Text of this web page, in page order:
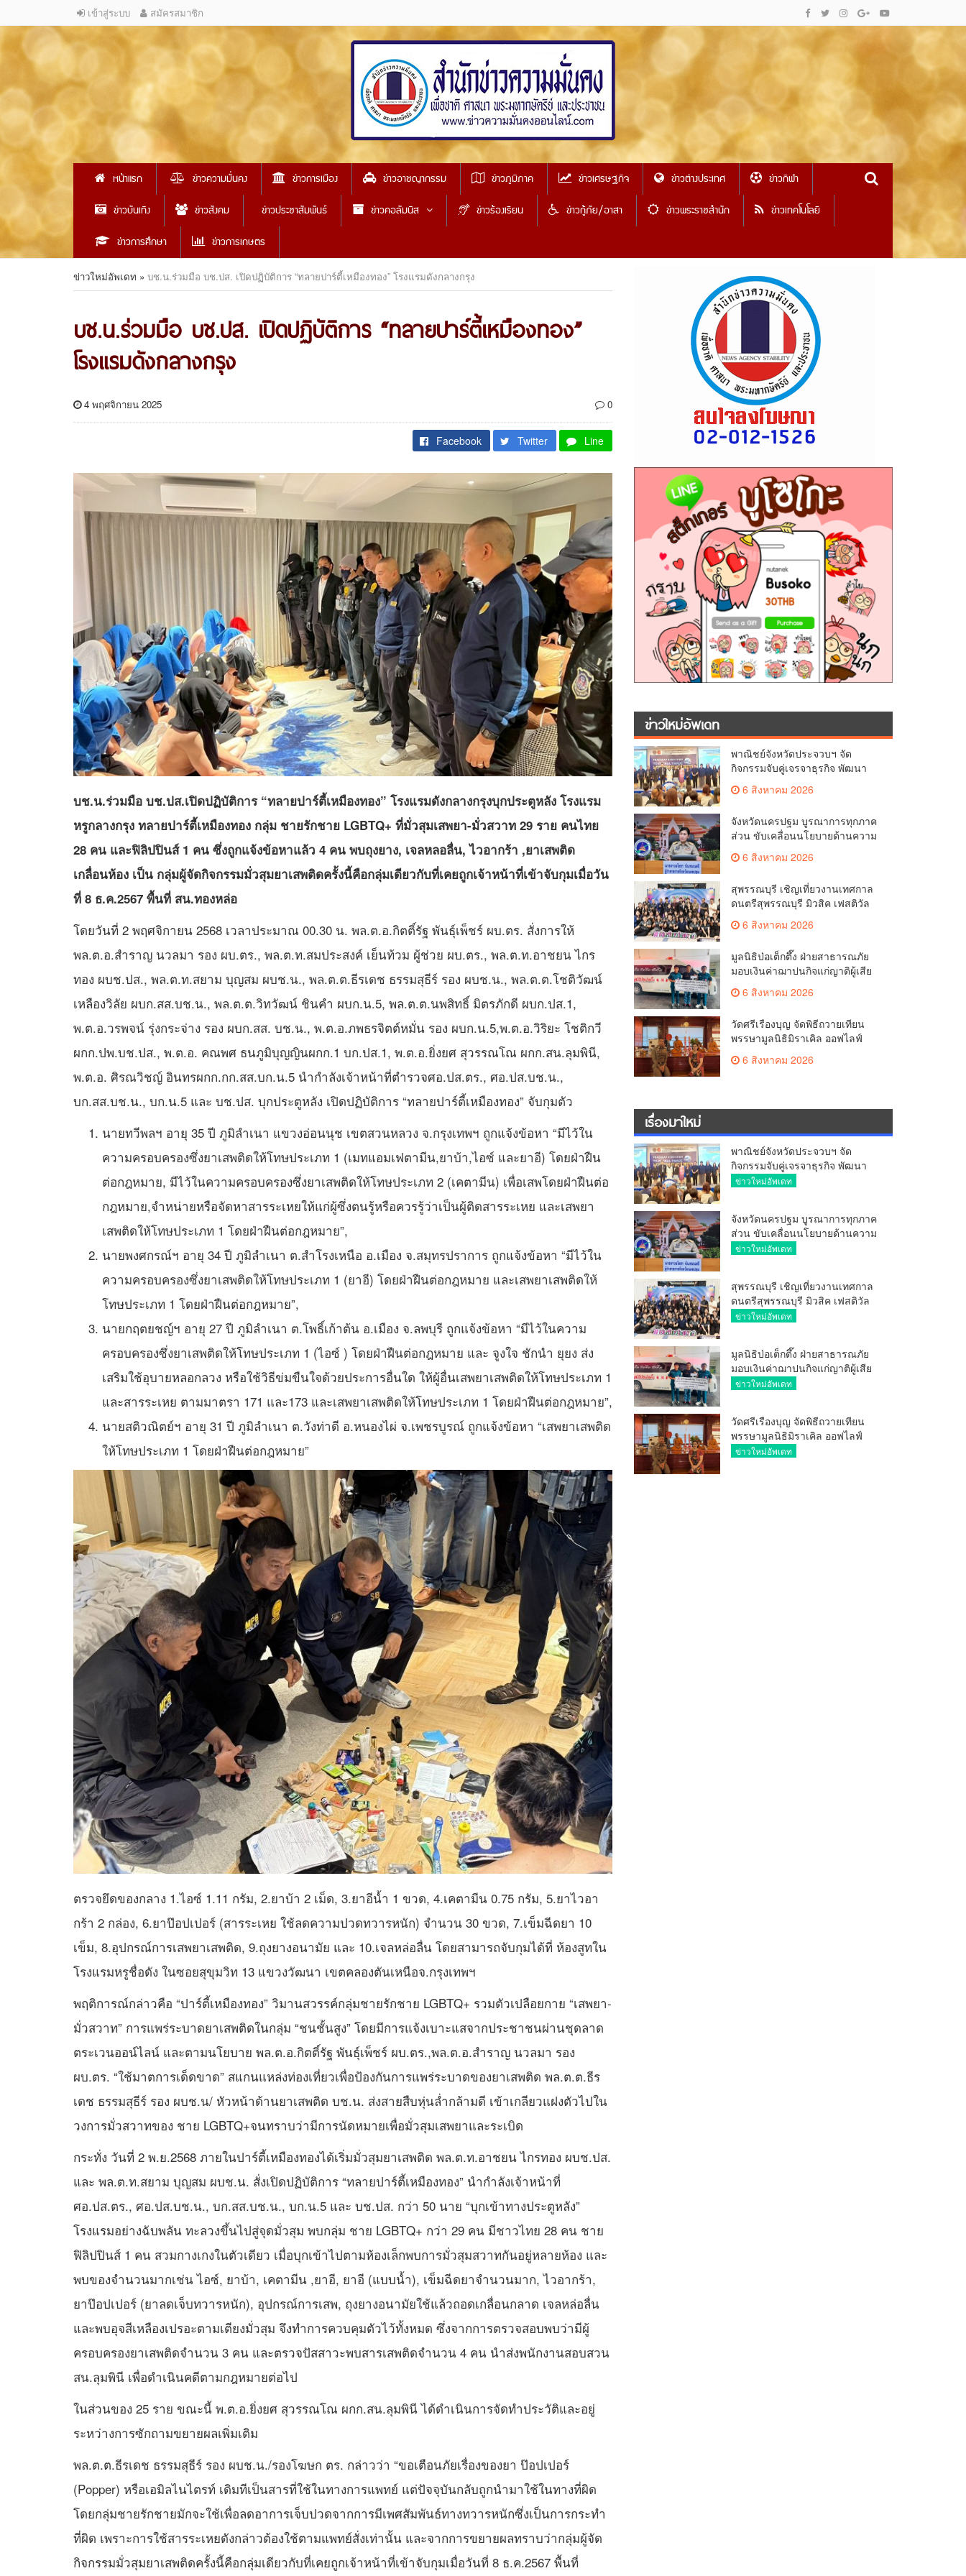
เข้าสู่ระบบ สมัครสมาชิก
หน้าแรก ข่าวความมั่นคง ข่าวการเมือง ข่าวอาชญากรรม ข่าวภูมิภาค ข่าวเศรษฐกิจ ข่าวต่างประเทศ
ข่าวกีฬา
ข่าวบันเทิง
ข่าวสังคม ข่าวประชาสัมพันธ์ ข่าวคอลัมนิส ข่าวร้องเรียน ข่าวกู้ภัย/อาสา ข่าวพระราชสำนัก
ข่าวเทคโนโลยี
ข่าวการศึกษา
ข่าวการเกษตร
ข่าวใหม่อัพเดท » บช.น.ร่วมมือ บช.ปส. เปิดปฏิบัติการ “ทลายปาร์ตี้เหมืองทอง” โรงแรมดังกลางกรุง
บช.น.ร่วมมือ บช.ปส. เปิดปฏิบัติการ “ทลายปาร์ตี้เหมืองทอง”
โรงแรมดังกลางกรุง
4 พฤศจิกายน 2025 0
Facebook Twitter Line
บช.น.ร่วมมือ บช.ปส.เปิดปฏิบัติการ “ทลายปาร์ตี้เหมืองทอง” โรงแรมดังกลางกรุงบุกประตูหลัง โรงแรม
หรูกลางกรุง ทลายปาร์ตี้เหมืองทอง กลุ่ม ชายรักชาย LGBTQ+ ที่มั่วสุมเสพยา-มั่วสวาท 29 ราย คนไทย
28 คน และฟิลิปปินส์ 1 คน ซึ่งถูกแจ้งข้อหาแล้ว 4 คน พบถุงยาง, เจลหลอลื่น, ไวอากร้า ,ยาเสพติด
เกลื่อนห้อง เป็น กลุ่มผู้จัดกิจกรรมมั่วสุมยาเสพติดครั้งนี้คือกลุ่มเดียวกับที่เคยถูกเจ้าหน้าที่เข้าจับกุมเมื่อวัน
ที่ 8 ธ.ค.2567 พื้นที่ สน.ทองหล่อ
โดยวันที่ 2 พฤศจิกายน 2568 เวลาประมาณ 00.30 น. พล.ต.อ.กิตติ์รัฐ พันธุ์เพ็ชร์ ผบ.ตร. สั่งการให้
พล.ต.อ.สำราญ นวลมา รอง ผบ.ตร., พล.ต.ท.สมประสงค์ เย็นท้วม ผู้ช่วย ผบ.ตร., พล.ต.ท.อาชยน ไกร
ทอง ผบช.ปส., พล.ต.ท.สยาม บุญสม ผบช.น., พล.ต.ต.ธีรเดช ธรรมสุธีร์ รอง ผบช.น., พล.ต.ต.โชติวัฒน์
เหลืองวิลัย ผบก.สส.บช.น., พล.ต.ต.วิทวัฒน์ ชินคํา ผบก.น.5, พล.ต.ต.นพสิทธิ์ มิตรภักดี ผบก.ปส.1,
พ.ต.อ.วรพจน์ รุ่งกระจ่าง รอง ผบก.สส. บช.น., พ.ต.อ.ภพธรจิตต์หมั่น รอง ผบก.น.5,พ.ต.อ.วิริยะ โชติกวี
ผกก.ปพ.บช.ปส., พ.ต.อ. คณพศ ธนภูมิบุญญินผกก.1 บก.ปส.1, พ.ต.อ.ยิ่งยศ สุวรรณโณ ผกก.สน.ลุมพินี,
พ.ต.อ. ศิรณวิชญ์ อินทรผกก.กก.สส.บก.น.5 นำกำลังเจ้าหน้าที่ตำรวจศอ.ปส.ตร., ศอ.ปส.บช.น.,
บก.สส.บช.น., บก.น.5 และ บช.ปส. บุกประตูหลัง เปิดปฏิบัติการ “ทลายปาร์ตี้เหมืองทอง” จับกุมตัว
นายทวีพลฯ อายุ 35 ปี ภูมิลำเนา แขวงอ่อนนุช เขตสวนหลวง จ.กรุงเทพฯ ถูกแจ้งข้อหา “มีไว้ใน
ความครอบครองซึ่งยาเสพติดให้โทษประเภท 1 (เมทแอมเฟตามีน,ยาบ้า,ไอซ์ และยาอี) โดยฝ่าฝืน
ต่อกฎหมาย, มีไว้ในความครอบครองซึ่งยาเสพติดให้โทษประเภท 2 (เคตามีน) เพื่อเสพโดยฝ่าฝืนต่อ
กฎหมาย,จำหน่ายหรือจัดหาสารระเหยให้แก่ผู้ซึ่งตนรู้หรือควรรู้ว่าเป็นผู้ติดสารระเหย และเสพยา
เสพติดให้โทษประเภท 1 โดยฝ่าฝืนต่อกฎหมาย”,
นายพงศกรณ์ฯ อายุ 34 ปี ภูมิลำเนา ต.สำโรงเหนือ อ.เมือง จ.สมุทรปราการ ถูกแจ้งข้อหา “มีไว้ใน
ความครอบครองซึ่งยาเสพติดให้โทษประเภท 1 (ยาอี) โดยฝ่าฝืนต่อกฎหมาย และเสพยาเสพติดให้
โทษประเภท 1 โดยฝ่าฝืนต่อกฎหมาย”,
นายกฤตยชญ์ฯ อายุ 27 ปี ภูมิลำเนา ต.โพธิ์เก้าต้น อ.เมือง จ.ลพบุรี ถูกแจ้งข้อหา “มีไว้ในความ
ครอบครองซึ่งยาเสพติดให้โทษประเภท 1 (ไอซ์ ) โดยฝ่าฝืนต่อกฎหมาย และ จูงใจ ชักนำ ยุยง ส่ง
เสริมใช้อุบายหลอกลวง หรือใช้วิธีข่มขืนใจด้วยประการอื่นใด ให้ผู้อื่นเสพยาเสพติดให้โทษประเภท 1
และสารระเหย ตามมาตรา 171 และ173 และเสพยาเสพติดให้โทษประเภท 1 โดยฝ่าฝืนต่อกฎหมาย”,
นายสติวณิตย์ฯ อายุ 31 ปี ภูมิลำเนา ต.วังท่าดี อ.หนองไผ่ จ.เพชรบูรณ์ ถูกแจ้งข้อหา “เสพยาเสพติด
ให้โทษประเภท 1 โดยฝ่าฝืนต่อกฎหมาย”
ตรวจยึดของกลาง 1.ไอซ์ 1.11 กรัม, 2.ยาบ้า 2 เม็ด, 3.ยาอีน้ำ 1 ขวด, 4.เคตามีน 0.75 กรัม, 5.ยาไวอา
กร้า 2 กล่อง, 6.ยาป๊อปเปอร์ (สารระเหย ใช้ลดความปวดทวารหนัก) จำนวน 30 ขวด, 7.เข็มฉีดยา 10
เข็ม, 8.อุปกรณ์การเสพยาเสพติด, 9.ถุงยางอนามัย และ 10.เจลหล่อลื่น โดยสามารถจับกุมได้ที่ ห้องสูทใน
โรงแรมหรูชื่อดัง ในซอยสุขุมวิท 13 แขวงวัฒนา เขตคลองตันเหนือจ.กรุงเทพฯ
พฤติการณ์กล่าวคือ “ปาร์ตี้เหมืองทอง” วิมานสวรรค์กลุ่มชายรักชาย LGBTQ+ รวมตัวเปลือยกาย “เสพยา-
มั่วสวาท” การแพร่ระบาดยาเสพติดในกลุ่ม “ชนชั้นสูง” โดยมีการแจ้งเบาะแสจากประชาชนผ่านชุดลาด
ตระเวนออน์ไลน์ และตามนโยบาย พล.ต.อ.กิตติ์รัฐ พันธุ์เพ็ชร์ ผบ.ตร.,พล.ต.อ.สำราญ นวลมา รอง
ผบ.ตร. “ใช้มาตการเด็ดขาด” สแกนแหล่งท่องเที่ยวเพื่อป้องกันการแพร่ระบาดของยาเสพติด พล.ต.ต.ธีร
เดช ธรรมสุธีร์ รอง ผบช.น/ หัวหน้าด้านยาเสพติด บช.น. ส่งสายสืบหุ่นล่ำกล้ามดี เข้าเกลียวแฝงตัวไปใน
วงการมั่วสวาทของ ชาย LGBTQ+จนทราบว่ามีการนัดหมายเพื่อมั่วสุมเสพยาและระเบิด
กระทั่ง วันที่ 2 พ.ย.2568 ภายในปาร์ตี้เหมืองทองได้เริ่มมั่วสุมยาเสพติด พล.ต.ท.อาชยน ไกรทอง ผบช.ปส.
และ พล.ต.ท.สยาม บุญสม ผบช.น. สั่งเปิดปฏิบัติการ “ทลายปาร์ตี้เหมืองทอง” นำกำลังเจ้าหน้าที่
ศอ.ปส.ตร., ศอ.ปส.บช.น., บก.สส.บช.น., บก.น.5 และ บช.ปส. กว่า 50 นาย “บุกเข้าทางประตูหลัง”
โรงแรมอย่างฉับพลัน ทะลวงขึ้นไปสู่จุดมั่วสุม พบกลุ่ม ชาย LGBTQ+ กว่า 29 คน มีชาวไทย 28 คน ชาย
ฟิลิปปินส์ 1 คน สวมกางเกงในตัวเดียว เมื่อบุกเข้าไปตามห้องเล็กพบการมั่วสุมสวาทกันอยู่หลายห้อง และ
พบของจำนวนมากเช่น ไอซ์, ยาบ้า, เคตามีน ,ยาอี, ยาอี (แบบน้ำ), เข็มฉีดยาจำนวนมาก, ไวอากร้า,
ยาป๊อปเปอร์ (ยาลดเจ็บทวารหนัก), อุปกรณ์การเสพ, ถุงยางอนามัยใช้แล้วถอดเกลื่อนกลาด เจลหล่อลื่น
และพบอุจสีเหลืองเปรอะตามเตียงมั่วสุม จึงทำการควบคุมตัวไว้ทั้งหมด ซึ่งจากการตรวจสอบพบว่ามีผู้
ครอบครองยาเสพติดจำนวน 3 คน และตรวจปัสสาวะพบสารเสพติดจำนวน 4 คน นำส่งพนักงานสอบสวน
สน.ลุมพินี เพื่อดำเนินคดีตามกฎหมายต่อไป
ในส่วนของ 25 ราย ขณะนี้ พ.ต.อ.ยิ่งยศ สุวรรณโณ ผกก.สน.ลุมพินี ได้ดำเนินการจัดทำประวัติและอยู่
ระหว่างการซักถามขยายผลเพิ่มเติม
พล.ต.ต.ธีรเดช ธรรมสุธีร์ รอง ผบช.น./รองโฆษก ตร. กล่าวว่า “ขอเตือนภัยเรื่องของยา ป๊อปเปอร์
(Popper) หรือเอมิลไนไตรท์ เดิมทีเป็นสารที่ใช้ในทางการแพทย์ แต่ปัจจุบันกลับถูกนำมาใช้ในทางที่ผิด
โดยกลุ่มชายรักชายมักจะใช้เพื่อลดอาการเจ็บปวดจากการมีเพศสัมพันธ์ทางทวารหนักซึ่งเป็นการกระทำ
ที่ผิด เพราะการใช้สารระเหยดังกล่าวต้องใช้ตามแพทย์สั่งเท่านั้น และจากการขยายผลทราบว่ากลุ่มผู้จัด
กิจกรรมมั่วสุมยาเสพติดครั้งนี้คือกลุ่มเดียวกับที่เคยถูกเจ้าหน้าที่เข้าจับกุมเมื่อวันที่ 8 ธ.ค.2567 พื้นที่
ข่าวใหม่อัพเดท
พาณิชย์จังหวัดประจวบฯ จัด
กิจกรรมจับคู่เจรจาธุรกิจ พัฒนา
ศักยภาพ ผู้ประกอบการ ขยายช่อง
ทางการค้า สู่การค้าระหว่าง
6 สิงหาคม 2026
จังหวัดนครปฐม บูรณาการทุกภาค
ส่วน ขับเคลื่อนนโยบายด้านความ
มั่นคง ยกระดับการป้องกัน
อาชญากรรมทางเทคโนโลยี
6 สิงหาคม 2026
สุพรรณบุรี เชิญเที่ยวงานเทศกาล
ดนตรีสุพรรณบุรี มิวสิค เฟสติวัล
มันส์ เหน่อมาก
6 สิงหาคม 2026
มูลนิธิป่อเต็กตึ๊ง ฝ่ายสาธารณภัย
มอบเงินค่าฌาปนกิจแก่ญาติผู้เสีย
ชีวิต จากเหตุเพลิงไหม้ โรงเบียร์ ณ
ลาดพร้าว จำนวน 20,000 บาท
6 สิงหาคม 2026
วัดศรีเรืองบุญ จัดพิธีถวายเทียน
พรรษามูลนิธิมิราเคิล ออฟไลฟ์
ประจำปี 2569 พล.ต.ต.ศิริวัฒน์
ดีพอ ให้เกียรติเป็นประธาน
6 สิงหาคม 2026
เรื่องมาใหม่
พาณิชย์จังหวัดประจวบฯ จัด
กิจกรรมจับคู่เจรจาธุรกิจ พัฒนา
ศักยภาพ ผู้ประกอบการ ขยายช่อง
ข่าวใหม่อัพเดท
จังหวัดนครปฐม บูรณาการทุกภาค
ส่วน ขับเคลื่อนนโยบายด้านความ
มั่นคง ยกระดับการป้องกัน
ข่าวใหม่อัพเดท
สุพรรณบุรี เชิญเที่ยวงานเทศกาล
ดนตรีสุพรรณบุรี มิวสิค เฟสติวัล
มันส์ เหน่อมาก
ข่าวใหม่อัพเดท
มูลนิธิป่อเต็กตึ๊ง ฝ่ายสาธารณภัย
มอบเงินค่าฌาปนกิจแก่ญาติผู้เสีย
ชีวิต จากเหตุเพลิงไหม้ โรงเบียร์ ณ
ข่าวใหม่อัพเดท
วัดศรีเรืองบุญ จัดพิธีถวายเทียน
พรรษามูลนิธิมิราเคิล ออฟไลฟ์
ประจำปี 2569 พล.ต.ต.ศิริวัฒน์
ข่าวใหม่อัพเดท